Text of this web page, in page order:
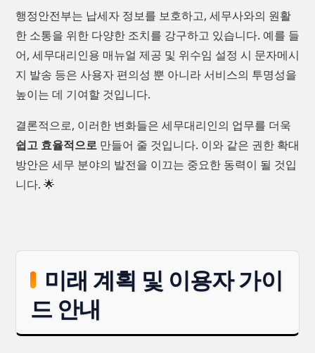
행정안전부는 납세자 정보를 보호하고, 세무사와의 원활
한 소통을 위한 다양한 조치를 강구하고 있습니다. 예를 들
어, 세무대리인용 매뉴얼 제공 및 위수임 설정 시 문자메시
지 발송 등은 사용자 편의성 뿐 아니라 서비스의 투명성을
높이는 데 기여할 것입니다.
결론적으로, 이러한 변화들은 세무대리인의 업무를 더욱
쉽고 효율적으로 만들어 줄 것입니다. 이와 같은 권한 확대
방안은 세무 분야의 발전을 이끄는 중요한 동력이 될 것입
니다. 🌟
미래 계획 및 이용자 가이
드 안내